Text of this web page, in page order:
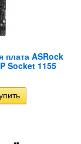
плата ASRock
Socket 1155